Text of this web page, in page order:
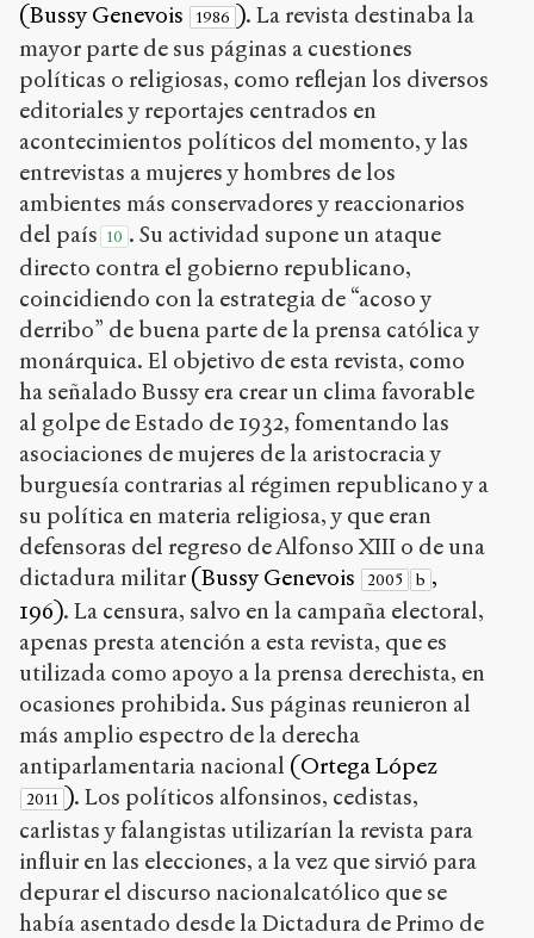
(Bussy Genevois 1986 ). La revista destinaba la
mayor parte de sus páginas a cuestiones
políticas o religiosas, como reflejan los diversos
editoriales y reportajes centrados en
acontecimientos políticos del momento, y las
entrevistas a mujeres y hombres de los
ambientes más conservadores y reaccionarios
del país 10 . Su actividad supone un ataque
directo contra el gobierno republicano,
coincidiendo con la estrategia de “acoso y
derribo” de buena parte de la prensa católica y
monárquica. El objetivo de esta revista, como
ha señalado Bussy era crear un clima favorable
al golpe de Estado de 1932, fomentando las
asociaciones de mujeres de la aristocracia y
burguesía contrarias al régimen republicano y a
su política en materia religiosa, y que eran
defensoras del regreso de Alfonso XIII o de una
dictadura militar (Bussy Genevois 2005 b ,
196). La censura, salvo en la campaña electoral,
apenas presta atención a esta revista, que es
utilizada como apoyo a la prensa derechista, en
ocasiones prohibida. Sus páginas reunieron al
más amplio espectro de la derecha
antiparlamentaria nacional (Ortega López
2011 ). Los políticos alfonsinos, cedistas,
carlistas y falangistas utilizarían la revista para
influir en las elecciones, a la vez que sirvió para
depurar el discurso nacionalcatólico que se
había asentado desde la Dictadura de Primo de